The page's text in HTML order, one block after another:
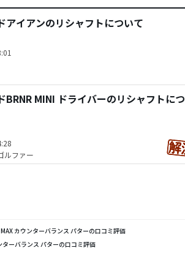
アイアンのリシャフトについて
BRNR MINI ドライバーのリシャフトにつ
ルファー
カウンターバランス パターの口コミ評価
ーバランス パターの口コミ評価